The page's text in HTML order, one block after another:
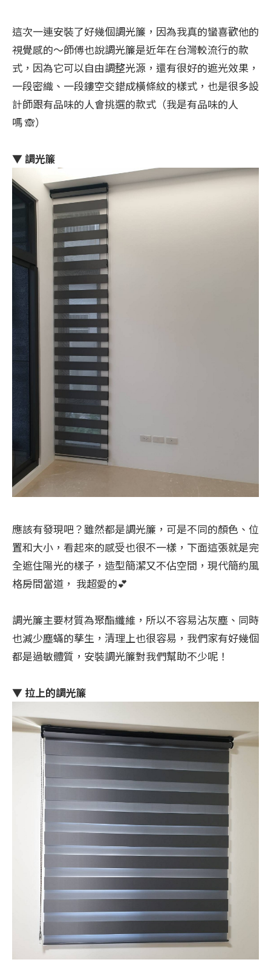
這次一連安裝了好幾個調光簾，因為我真的蠻喜歡他的
視覺感的～師傅也說調光簾是近年在台灣較流行的款
式，因為它可以自由調整光源，還有很好的遮光效果，
一段密織、一段鏤空交錯成橫條紋的樣式，也是很多設
計師跟有品味的人會挑選的款式（我是有品味的人
嗎 🙈）
▼ 調光簾
應該有發現吧？雖然都是調光簾，可是不同的顏色、位
置和大小，看起來的感受也很不一樣，下面這張就是完
全遮住陽光的樣子，造型簡潔又不佔空間，現代簡約風
格房間當道， 我超愛的💕
調光簾主要材質為聚酯纖維，所以不容易沾灰塵、同時
也減少塵蟎的孳生，清理上也很容易，我們家有好幾個
都是過敏體質，安裝調光簾對我們幫助不少呢！
▼ 拉上的調光簾